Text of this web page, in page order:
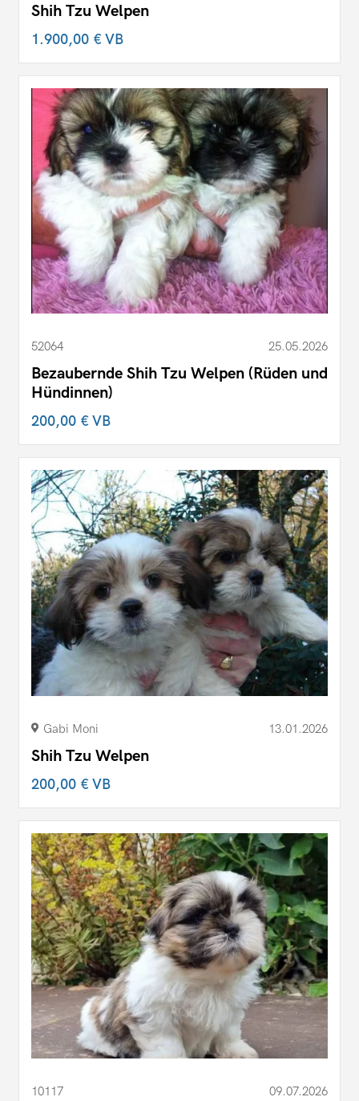
Shih Tzu Welpen
1.900,00 €VB
52064 25.05.2026
Bezaubernde Shih Tzu Welpen (Rüden und
Hündinnen)
200,00 €VB
Gabi Moni 13.01.2026
Shih Tzu Welpen
200,00 €VB
10117 09.07.2026